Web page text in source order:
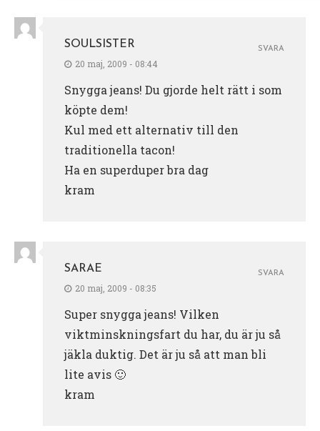
SOULSISTER
20 maj, 2009 - 08:44
Snygga jeans! Du gjorde helt rätt i som
köpte dem!
Kul med ett alternativ till den
traditionella tacon!
Ha en superduper bra dag
kram
SVARA
SARAE
20 maj, 2009 - 08:35
Super snygga jeans! Vilken
viktminskningsfart du har, du är ju så
jäkla duktig. Det är ju så att man bli
lite avis 🙂
kram
SVARA